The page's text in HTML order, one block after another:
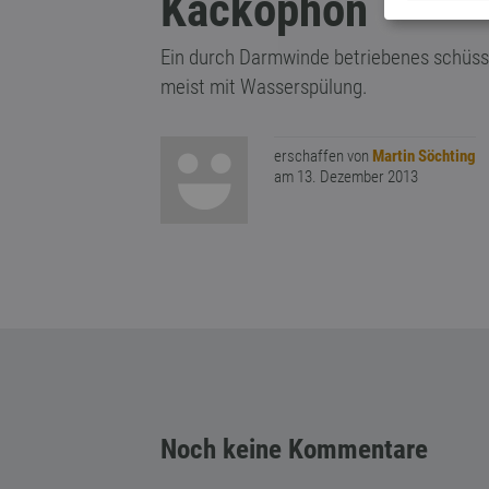
Ein durch Darmwinde betriebenes
meist mit Wasserspülung.
erschaffen von Martin Söchting
am 13. Dezember 2013
Noch keine Kommentare